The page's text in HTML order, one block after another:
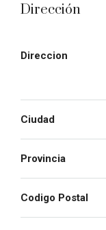
Dirección
Direccion
Ciudad
Provincia
Codigo Postal